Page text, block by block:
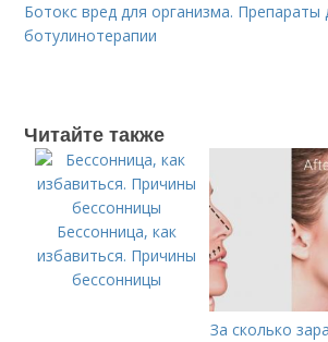
Ботокс вред для организма. Препараты
ботулинотерапии
Читайте также
Бессонница, как
избавиться. Причины
бессонницы
За сколько